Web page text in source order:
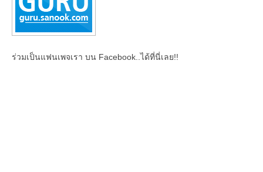
ร่วมเป็นแฟนเพจเรา บน Facebook..ได้ที่นี่เลย!!